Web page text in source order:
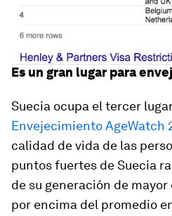
Es un gran lugar para
Suecia ocupa el tercer
Envejecimiento AgeWatch
calidad de vida de las
puntos fuertes de Suecia
de su generación de
por encima del promedio